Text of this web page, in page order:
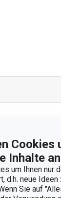
Cookies
Inhalte
um Ihnen nur
d.h. neue Ideen
Sie auf